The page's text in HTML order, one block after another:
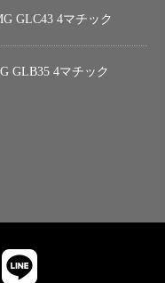
GLC43 4マチック
GLB35 4マチック